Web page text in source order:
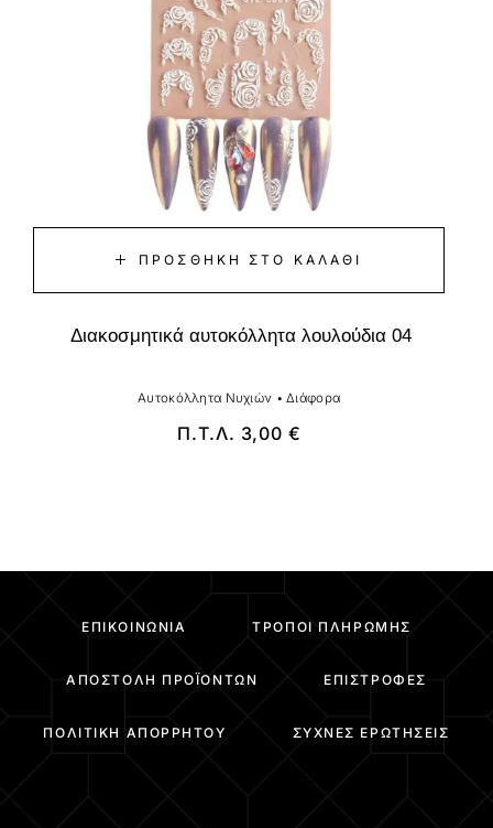
ΠΡΟΣΘΉΚΗ ΣΤΟ ΚΑΛΆΘΙ
Διακοσμητικά αυτοκόλλητα λουλούδια 04
Αυτοκόλλητα Νυχιών •Διάφορα
Π.Τ.Λ. 3,00 €
ΕΠΙΚΟΙΝΩΝΊΑ ΤΡΌΠΟΙ ΠΛΗΡΩΜΉΣ
ΑΠΟΣΤΟΛΉ ΠΡΟΪΌΝΤΩΝ ΕΠΙΣΤΡΟΦΈΣ
ΠΟΛΙΤΙΚΉ ΑΠΟΡΡΉΤΟΥ ΣΥΧΝΈΣ ΕΡΩΤΉΣΕΙΣ